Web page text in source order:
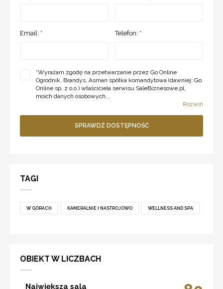
Email: * Telefon: *
*Wyrażam zgodę na przetwarzanie przez Go Online
Ogrodnik, Brandys, Asman spółka komandytowa (dawniej: Go
Online sp. z o.o.) właściciela serwisu SaleBiznesowe.pl,
moich danych osobowych...
Rozwiń
SPRAWDŹ DOSTĘPNOŚĆ
TAGI
W GÓRACH KAMERALNIE I NASTROJOWO WELLNESS AND SPA
OBIEKT W LICZBACH
Największa sala